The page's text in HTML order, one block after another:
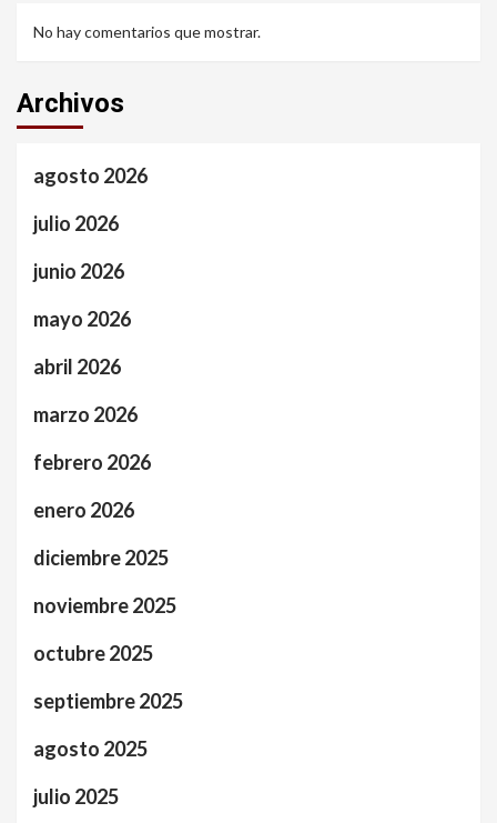
No hay comentarios que mostrar.
Archivos
agosto 2026
julio 2026
junio 2026
mayo 2026
abril 2026
marzo 2026
febrero 2026
enero 2026
diciembre 2025
noviembre 2025
octubre 2025
septiembre 2025
agosto 2025
julio 2025